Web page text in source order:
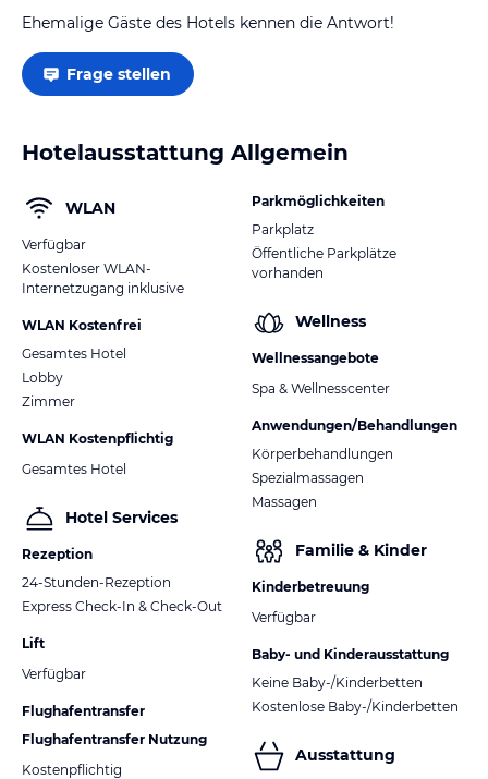
Ehemalige Gäste des Hotels kennen die Antwort!
Frage stellen
Hotelausstattung Allgemein
WLAN
Verfügbar
Kostenloser WLAN-
Internetzugang inklusive
WLAN Kostenfrei
Gesamtes Hotel
Lobby
Zimmer
WLAN Kostenpflichtig
Gesamtes Hotel
Hotel Services
Rezeption
24-Stunden-Rezeption
Express Check-In & Check-Out
Lift
Verfügbar
Flughafentransfer
Flughafentransfer Nutzung
Kostenpflichtig
Parkmöglichkeiten
Parkplatz
Öffentliche Parkplätze
vorhanden
Wellness
Wellnessangebote
Spa & Wellnesscenter
Anwendungen/Behandlungen
Körperbehandlungen
Spezialmassagen
Massagen
Familie & Kinder
Kinderbetreuung
Verfügbar
Baby- und Kinderausstattung
Keine Baby-/Kinderbetten
Kostenlose Baby-/Kinderbetten
Ausstattung